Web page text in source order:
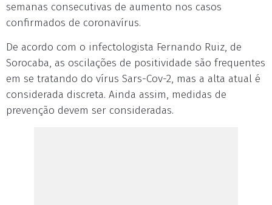
semanas consecutivas de aumento nos casos
confirmados de coronavírus.
De acordo com o infectologista Fernando Ruiz, de
Sorocaba, as oscilações de positividade são frequentes
em se tratando do vírus Sars-Cov-2, mas a alta atual é
considerada discreta. Ainda assim, medidas de
prevenção devem ser consideradas.